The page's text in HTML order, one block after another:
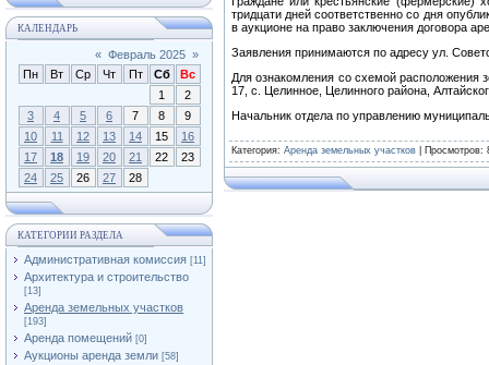
КАЛЕНДАРЬ
« Февраль 2025 »
Пн
Вт Ср Чт Пт Сб
Вс
1
2
3
4 5 6 7 8
9
10
11 12 13 14 15
16
17
18 19 20 21 22
23
24
25 26 27 28
КАТЕГОРИИ РАЗДЕЛА
Административная комиссия [11]
Архитектура и строительство
[13]
Аренда земельных участков
[193]
Аренда помещений [0]
Аукционы аренда земли [58]
тридцати дней соответственно со дня
в аукционе на право заключения договора
Заявления принимаются по адресу ул.
Для ознакомления со схемой расположения
17, с. Целинное, Целинного района,
Начальник отдела по управлению
Категория: Аренда земельных участков Просмотров: